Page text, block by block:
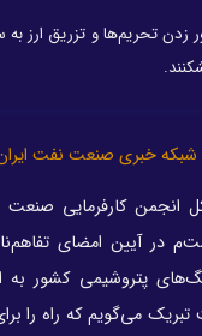
زدن تحریم‌ها و تزریق ارز به
شبکه خبری صنعت نفت
انجمن کارفرمایی صنعت
اردیبهشت‌م در آیین امضای
می‌گویم که راه را